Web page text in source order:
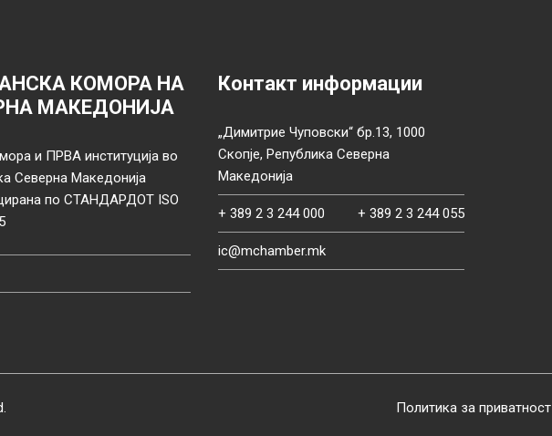
КОМОРА НА
МАКЕДОНИЈА
и ПРВА институција во
Северна Македонија
по СТАНДАРДОТ ISO
Контакт информации
„Димитрие Чуповски“ бр.13, 1000
Скопје, Република Северна
Македонија
+ 389 2 3 244 000 + 389 2 3 244 055
ic@mchamber.mk
Политика за приватност